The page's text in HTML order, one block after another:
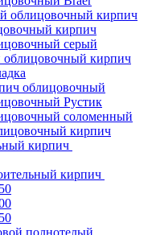
облицовочный кирпич
кирпич
серый
кирпич
облицовочный
Рустик
соломенный
кирпич
кирпич
кирпич
полнотелый